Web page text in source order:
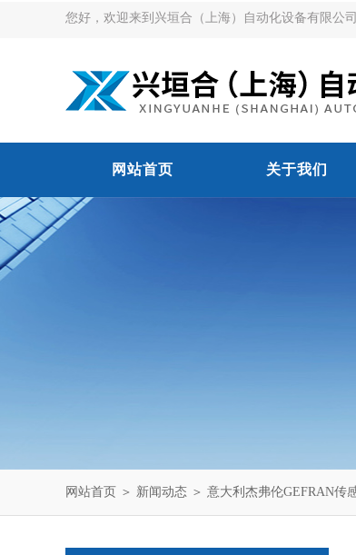
您好，欢迎来到兴垣合（上海）自动化设备有限公司
网站首页 关于我们
网站首页 ＞ 新闻动态 ＞ 意大利杰弗伦GEFRAN传